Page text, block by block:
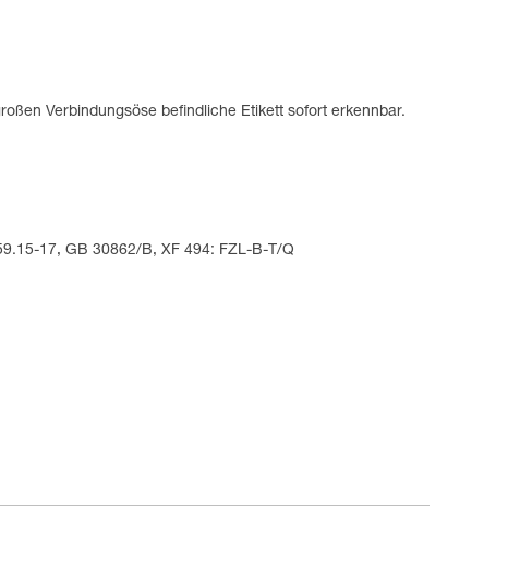
Verbindungsöse befindliche Etikett sofort erkennbar.
17, GB 30862/B, XF 494: FZL-B-T/Q